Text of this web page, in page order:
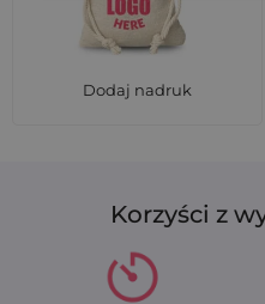
Dodaj nadruk
Korzyści z